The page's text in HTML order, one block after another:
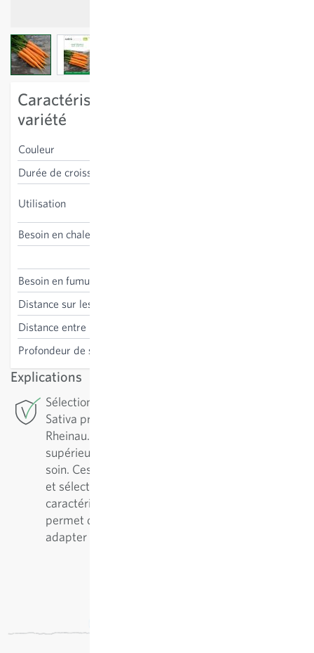
View larger imageView larger image
Caractéristiques spécifiques à la
variété
Couleur
Durée de croissance
Utilisation
Besoin en chaleur
Besoin en fumure
Distance sur les lignes
Distance entre les lignes
Profondeur de semis
Explications
Sélection de conservation: Pour cette variété,
Sativa pratique la sélection de conservation à
Rheinau. Pour assurer une variété de qualité
supérieure, il est essentiel de l’entretenir avec
soin. Ces variétés sont régulièrement reproduites
et sélectionnées en fonction de leurs
caractéristiques positives. Cette démarche
permet de les améliorer continuellement et de les
adapter aux conditions de culture.